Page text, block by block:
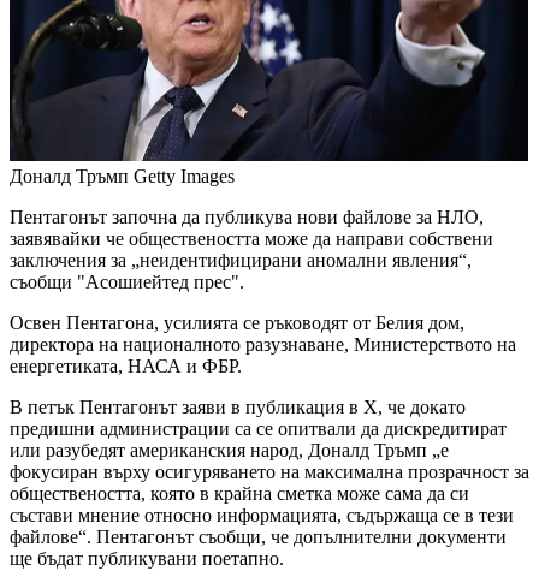
Доналд Тръмп Getty Images
Пентагонът започна да публикува нови файлове за НЛО,
заявявайки че обществеността може да направи собствени
заключения за „неидентифицирани аномални явления“,
съобщи "Асошиейтед прес".
Освен Пентагона, усилията се ръководят от Белия дом,
директора на националното разузнаване, Министерството на
енергетиката, НАСА и ФБР.
В петък Пентагонът заяви в публикация в X, че докато
предишни администрации са се опитвали да дискредитират
или разубедят американския народ, Доналд Тръмп „е
фокусиран върху осигуряването на максимална прозрачност за
обществеността, която в крайна сметка може сама да си
състави мнение относно информацията, съдържаща се в тези
файлове“. Пентагонът съобщи, че допълнителни документи
ще бъдат публикувани поетапно.